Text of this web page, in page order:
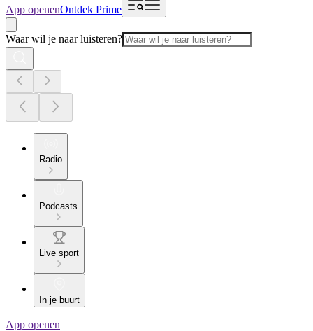
App openenOntdek Prime
Waar wil je naar luisteren?
Radio
Podcasts
Live sport
In je buurt
App openen